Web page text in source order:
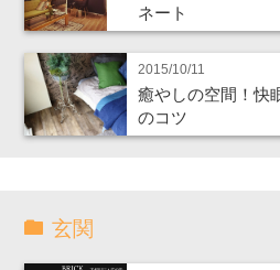
ネート
2015/10/11
癒やしの空間！快
のコツ
玄関